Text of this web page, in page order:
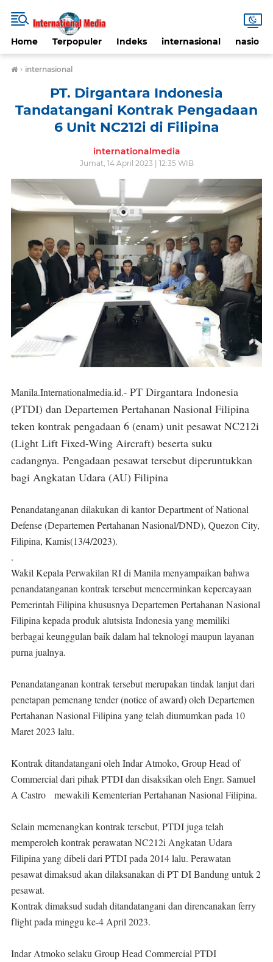
Home Terpopuler Indeks internasional nasional
› internasional
PT. Dirgantara Indonesia
Tandatangani Kontrak Pengadaan
6 Unit NC212i di Filipina
internationalmedia
Jumat, 14 April 2023 | 12:35 WIB
Manila.Internationalmedia.id.- PT Dirgantara Indonesia
(PTDI) dan Departemen Pertahanan Nasional Filipina
teken kontrak pengadaan 6 (enam) unit pesawat NC212i
(Light Lift Fixed-Wing Aircraft) beserta suku
cadangnya. Pengadaan pesawat tersebut diperuntukkan
bagi Angkatan Udara (AU) Filipina
Penandatanganan dilakukan di kantor Department of National
Defense (Departemen Pertahanan Nasional/DND), Quezon City,
Filipina, Kamis(13/4/2023).
.
Wakil Kepala Perwakilan RI di Manila menyampaikan bahwa
penandatanganan kontrak tersebut mencerminkan kepercayaan
Pemerintah Filipina khususnya Departemen Pertahanan Nasional
Filipina kepada produk alutsista Indonesia yang memiliki
berbagai keunggulan baik dalam hal teknologi maupun layanan
purna jualnya.
Penandatanganan kontrak tersebut merupakan tindak lanjut dari
penetapan pemenang tender (notice of award) oleh Departemen
Pertahanan Nasional Filipina yang telah diumumkan pada 10
Maret 2023 lalu.
Kontrak ditandatangani oleh Indar Atmoko, Group Head of
Commercial dari pihak PTDI dan disaksikan oleh Engr. Samuel
A Castro mewakili Kementerian Pertahanan Nasional Filipina.
Selain memenangkan kontrak tersebut, PTDI juga telah
memperoleh kontrak perawatan NC212i Angkatan Udara
Filipina yang dibeli dari PTDI pada 2014 lalu. Perawatan
pesawat dimaksud akan dilaksanakan di PT DI Bandung untuk 2
pesawat.
Kontrak dimaksud sudah ditandatangani dan direncanakan ferry
flight pada minggu ke-4 April 2023.
Indar Atmoko selaku Group Head Commercial PTDI